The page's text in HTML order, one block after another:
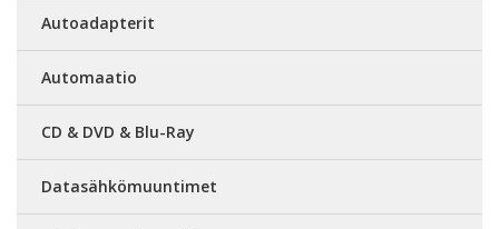
Autoadapterit
Automaatio
CD & DVD & Blu-Ray
Datasähkömuuntimet